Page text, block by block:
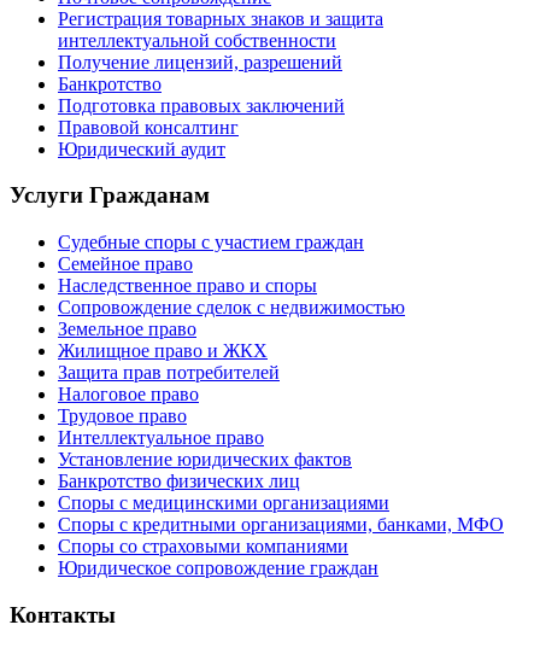
Регистрация товарных знаков и защита
интеллектуальной собственности
Получение лицензий, разрешений
Банкротство
Подготовка правовых заключений
Правовой консалтинг
Юридический аудит
Услуги Гражданам
Судебные споры с участием граждан
Семейное право
Наследственное право и споры
Сопровождение сделок с недвижимостью
Земельное право
Жилищное право и ЖКХ
Защита прав потребителей
Налоговое право
Трудовое право
Интеллектуальное право
Установление юридических фактов
Банкротство физических лиц
Споры с медицинскими организациями
Споры с кредитными организациями, банками, МФО
Споры со страховыми компаниями
Юридическое сопровождение граждан
Контакты